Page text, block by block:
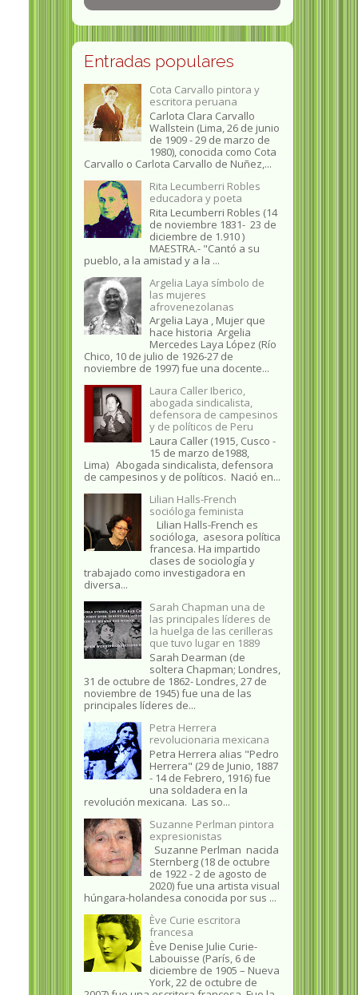
Entradas populares
Cota Carvallo pintora y
escritora peruana
Carlota Clara Carvallo
Wallstein (Lima, 26 de junio
de 1909 - 29 de marzo de
1980), conocida como Cota
Carvallo o Carlota Carvallo de Nuñez,...
Rita Lecumberri Robles
educadora y poeta
Rita Lecumberri Robles (14
de noviembre 1831- 23 de
diciembre de 1.910 )
MAESTRA.- "Cantó a su
pueblo, a la amistad y a la ...
Argelia Laya símbolo de
las mujeres
afrovenezolanas
Argelia Laya , Mujer que
hace historia Argelia
Mercedes Laya López (Río
Chico, 10 de julio de 1926-27 de
noviembre de 1997) fue una docente...
Laura Caller Iberico,
abogada sindicalista,
defensora de campesinos
y de políticos de Peru
Laura Caller (1915, Cusco -
15 de marzo de1988,
Lima) Abogada sindicalista, defensora
de campesinos y de políticos. Nació en...
Lilian Halls-French
socióloga feminista
Lilian Halls-French es
socióloga, asesora política
francesa. Ha impartido
clases de sociología y
trabajado como investigadora en
diversa...
Sarah Chapman una de
las principales líderes de
la huelga de las cerilleras
que tuvo lugar en 1889
Sarah Dearman (de
soltera Chapman; Londres,
31 de octubre de 1862​- Londres, 27 de
noviembre de 1945)​ fue una de las
principales líderes de...
Petra Herrera
revolucionaria mexicana
Petra Herrera alias "Pedro
Herrera" (29 de Junio, 1887
- 14 de Febrero, 1916) fue
una soldadera en la
revolución mexicana. Las so...
Suzanne Perlman pintora
expresionistas
Suzanne Perlman nacida
Sternberg (18 de octubre
de 1922 - 2 de agosto de
2020) fue una artista visual
húngara-holandesa conocida por sus ...
Ève Curie escritora
francesa
Ève Denise Julie Curie-
Labouisse (París, 6 de
diciembre de 1905 – Nueva
York, 22 de octubre de